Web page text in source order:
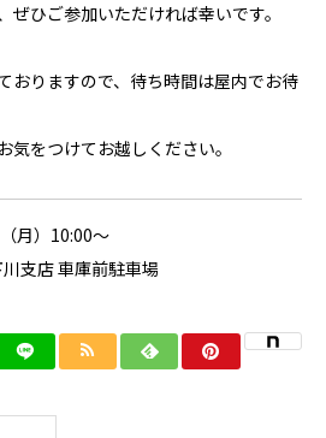
ひご参加いただければ幸いです。
おりますので、待ち時間は屋内でお待
気をつけてお越しください。
月）10:00～
支店 車庫前駐車場